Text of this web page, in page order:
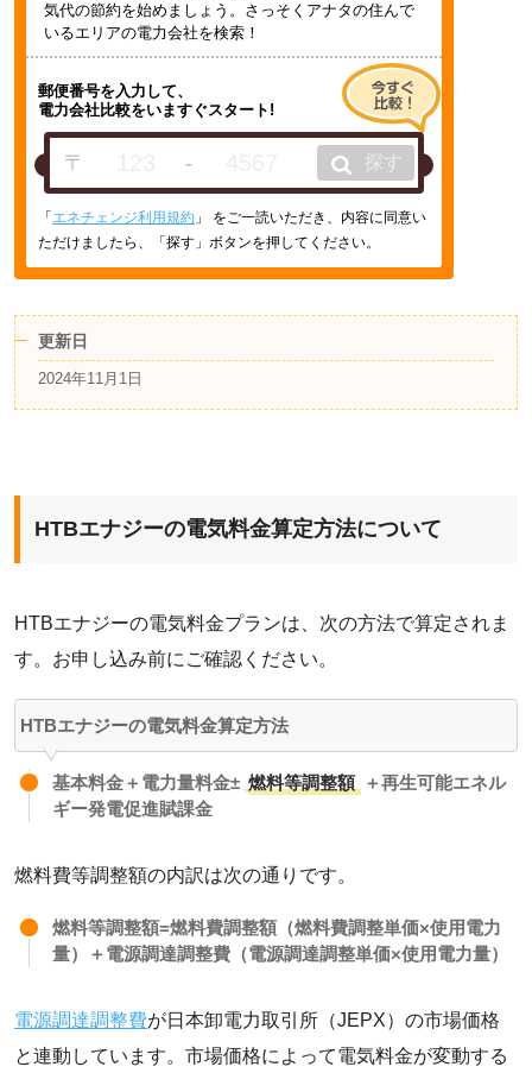
気代の節約を始めましょう。さっそくアナタの住んで
いるエリアの電力会社を検索！
郵便番号を入力して、
電力会社比較をいますぐスタート!
〒 - 探す
「 エネチェンジ利用規約 」 をご一読いただき、内容に同意い
ただけましたら、「探す」ボタンを押してください。
更新日
2024年11月1日
HTBエナジーの電気料金算定方法について
HTBエナジーの電気料金プランは、次の方法で算定されま
す。お申し込み前にご確認ください。
HTBエナジーの電気料金算定方法
基本料金＋電力量料金± 燃料等調整額 ＋再生可能エネル
ギー発電促進賦課金
燃料費等調整額の内訳は次の通りです。
燃料等調整額=燃料費調整額（燃料費調整単価×使用電力
量）＋電源調達調整費（電源調達調整単価×使用電力量）
電源調達調整費が日本卸電力取引所（JEPX）の市場価格
と連動しています。市場価格によって電気料金が変動する